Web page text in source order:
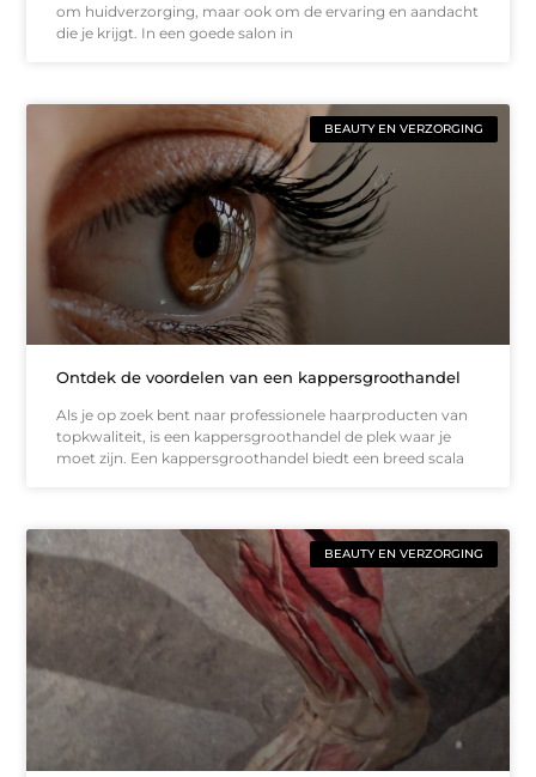
om huidverzorging, maar ook om de ervaring en aandacht
die je krijgt. In een goede salon in
BEAUTY EN VERZORGING
Ontdek de voordelen van een kappersgroothandel
Als je op zoek bent naar professionele haarproducten van
topkwaliteit, is een kappersgroothandel de plek waar je
moet zijn. Een kappersgroothandel biedt een breed scala
BEAUTY EN VERZORGING